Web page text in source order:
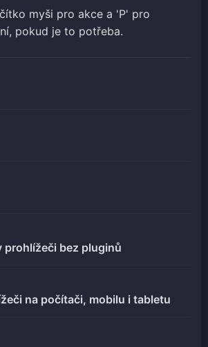
myši pro akce a 'P' pro
pokud je to potřeba.
prohlížeči bez pluginů
na počítači, mobilu i tabletu